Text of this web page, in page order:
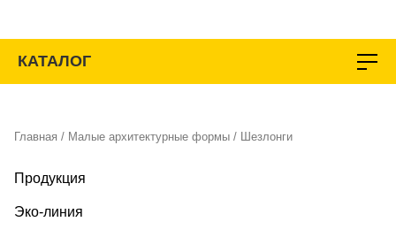
содержимому
КАТАЛОГ
Главная / Малые архитектурные формы / Шезлонги
Продукция
Эко-линия